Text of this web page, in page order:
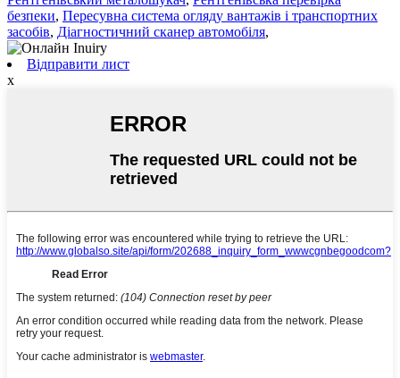
безпеки, Пересувна система огляду вантажів і транспортних
засобів, Діагностичний сканер автомобіля,
Відправити лист
x